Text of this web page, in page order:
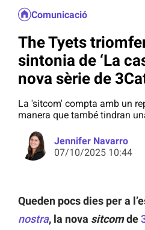
Comunicació
The Tyets
sintonia de ‘La
nova sèrie de
La 'sitcom' compta amb un
manera que també tindran
Jennifer Navarro
07/10/2025 10:44
Queden pocs dies per a
nostra, la nova sitcomde